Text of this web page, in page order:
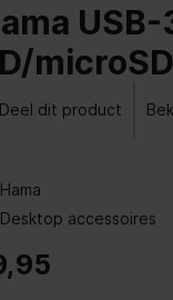
Deel dit product
Hama
Desktop accessoires